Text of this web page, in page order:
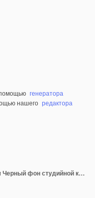
генератора
нашего редактора
Витрина продукта с прожектором Черный фон студийной комнаты Используется в качестве монтажа для демонстрации продукта